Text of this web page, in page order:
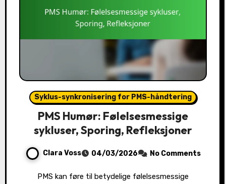
Syklus-synkronisering for PMS-håndtering
PMS Humør: Følelsesmessige
sykluser, Sporing, Refleksjoner
Clara Voss 04/03/2026 No Comments
PMS kan føre til betydelige følelsesmessige